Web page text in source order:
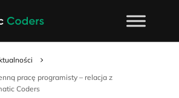
pracę programisty – relacja z
Coders